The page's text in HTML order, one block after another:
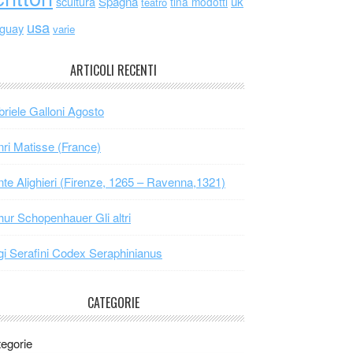
usa varie
ARTICOLI RECENTI
Galloni Agosto
Matisse (France)
Alighieri (Firenze, 1265 – Ravenna,1321)
Schopenhauer Gli altri
Serafini Codex Seraphinianus
CATEGORIE